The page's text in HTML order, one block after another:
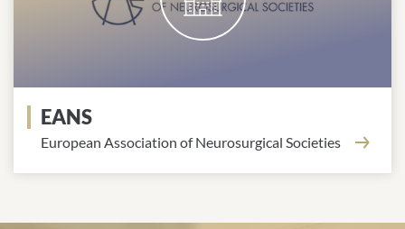
EANS
European Association of Neurosurgical Societies